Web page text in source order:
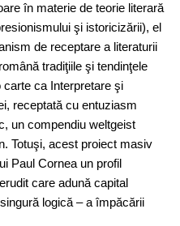
în materie de teorie literară
şi istoricizării), el
de receptare a literaturii
tradiţiile şi tendinţele
ca Interpretare şi
receptată cu entuziasm
un compendiu weltgeist
Totuşi, acest proiect masiv
Paul Cornea un profil
care adună capital
logică – a împăcării